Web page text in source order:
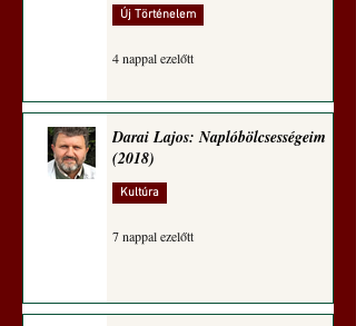
Új Történelem
4 nappal ezelőtt
Darai Lajos: Naplóbölcsességeim
(2018)
Kultúra
7 nappal ezelőtt